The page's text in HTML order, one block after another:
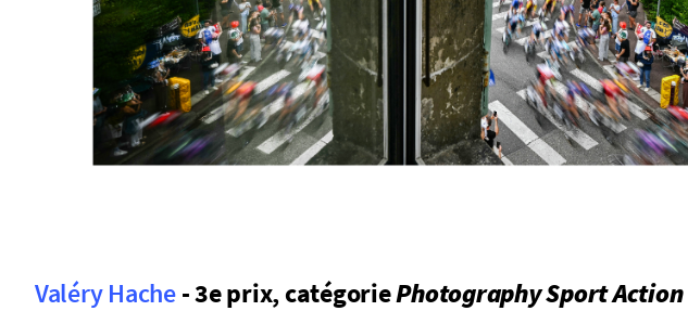
Valéry Hache- 3e prix, catégoriePhotography Sport Action